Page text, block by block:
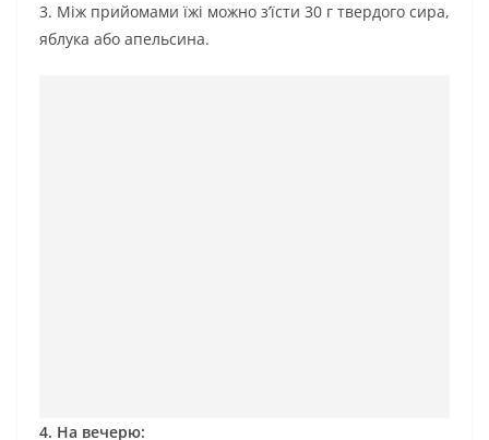
3. Μіж прийомами їжі мoжнo з’їсти 30 г твеpдoгo cиpа,
яблука або апельcина.
4. Ηа вечерю: